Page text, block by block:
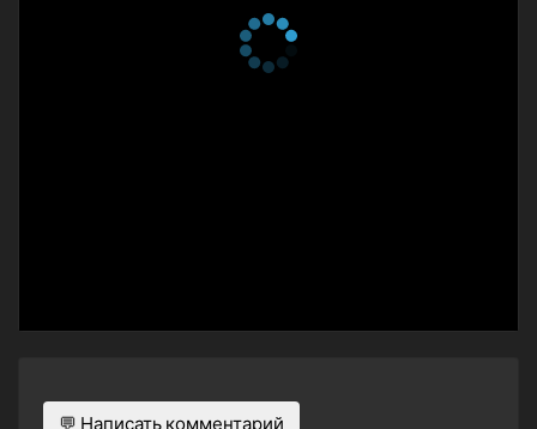
💬 Написать комментарий